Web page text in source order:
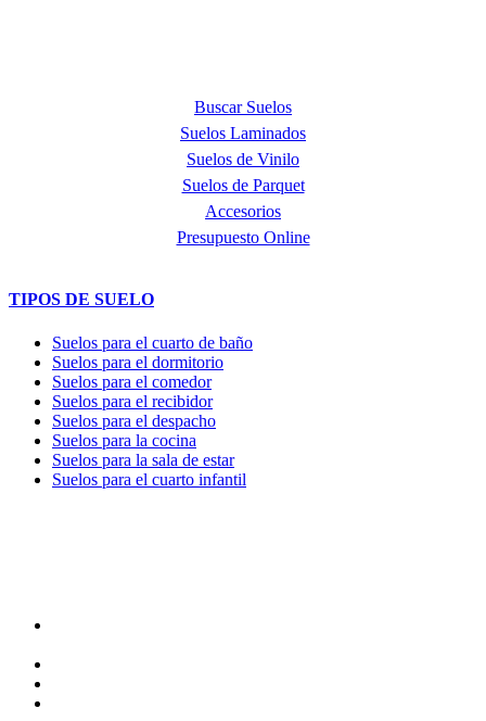
Buscar Suelos
Suelos Laminados
Suelos de Vinilo
Suelos de Parquet
Accesorios
Presupuesto Online
TIPOS DE SUELO
Suelos para el cuarto de baño
Suelos para el dormitorio
Suelos para el comedor
Suelos para el recibidor
Suelos para el despacho
Suelos para la cocina
Suelos para la sala de estar
Suelos para el cuarto infantil